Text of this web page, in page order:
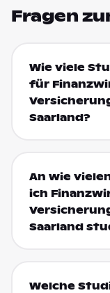
Fragen
Wie viele
für
Saarland?
An wie
ich
Saarland
Welche